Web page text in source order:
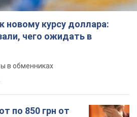
новому курсу доллара:
чего ожидать в
в обменниках
по 850 грн от